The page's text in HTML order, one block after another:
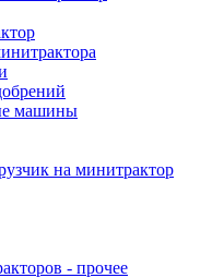
машины
на минитрактор
- прочее